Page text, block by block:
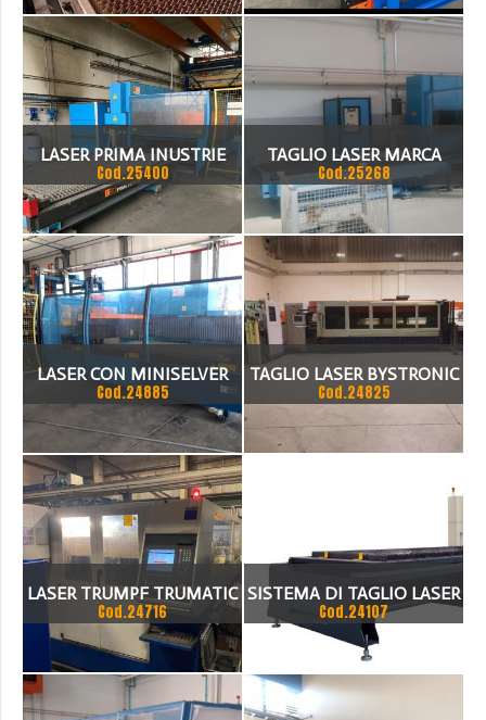
MM
LASER PRIMA INUSTRIE
PLATINO 1530 HS
Cod.25400
TAGLIO LASER MARCA
PRIMA INDUSTRIE
1500=C3=973000 MM. 300=
0 W. COMPLETO DI CARICO
E SCARICO, CONTROLLO
NUMERICO PRIMACH
9000LUS
Cod.25268
LASER CON MINISELVER
Cod.24885
TAGLIO LASER BYSTRONIC
Cod.24825
LASER TRUMPF TRUMATIC
L 3030
Cod.24716
SISTEMA DI TAGLIO LASER
FIBRA OPERA FIBER
MODELLO NOVA 1530 2040
2060 BENE NUOVO
Cod.24107